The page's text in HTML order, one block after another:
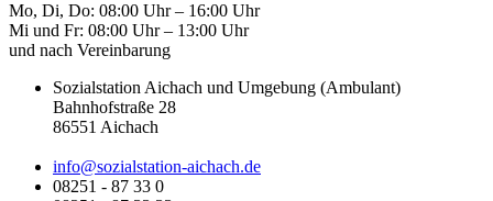
Mo, Di, Do: 08:00 Uhr – 16:00 Uhr
Mi und Fr: 08:00 Uhr – 13:00 Uhr
und nach Vereinbarung
Sozialstation Aichach und Umgebung (Ambulant)
Bahnhofstraße 28
86551 Aichach
info@sozialstation-aichach.de
08251 - 87 33 0